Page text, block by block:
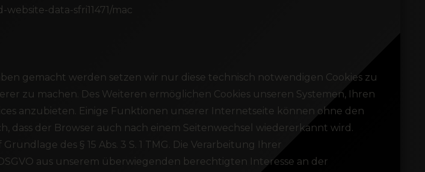
data-sfri11471/mac
gemacht werden setzen wir nur diese technisch notwendigen Cookies zu
zu machen. Des Weiteren ermöglichen Cookies unseren Systemen, Ihren
anzubieten. Einige Funktionen unserer Internetseite können ohne den
dass der Browser auch nach einem Seitenwechsel wiedererkannt wird.
des § 15 Abs. 3 S. 1 TMG. Die Verarbeitung Ihrer
aus unserem überwiegenden berechtigten Interesse an der